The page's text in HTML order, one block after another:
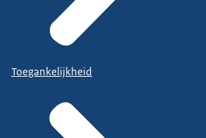
Toegankelijkheid